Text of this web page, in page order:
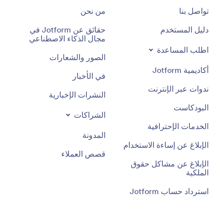
تواصل بنا
دليل المستخدم
اطلب المساعدة
أكاديمية Jotform
ندوات عبر الإنترنت
البودكاست
الخدمات الإحترافية
الإبلاغ عن إساءة الاستخدام
الإبلاغ عن مشاكل حقوق
الملكية
استرداد حساب Jotform
من نحن
حقائق عن Jotform في
مجال الذكاء الاصطناعي
الصور والشعارات
في الأخبار
النشرات الإخبارية
الشراكات
المدونة
قصص العملاء